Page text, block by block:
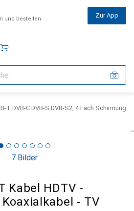
und bestellen Zur App
T DVB-C DVB-S DVB-S2, 4 Fach Schirmung
7 Bilder
Kabel HDTV -
- TV